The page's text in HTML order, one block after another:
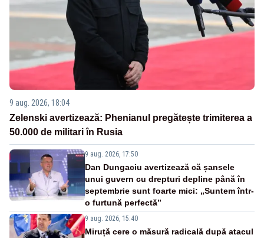
9 aug. 2026, 18:04
Zelenski avertizează: Phenianul pregătește trimiterea a
50.000 de militari în Rusia
9 aug. 2026, 17:50
Dan Dungaciu avertizează că șansele
unui guvern cu drepturi depline până în
septembrie sunt foarte mici: „Suntem într-
o furtună perfectă”
9 aug. 2026, 15:40
Miruță cere o măsură radicală după atacul